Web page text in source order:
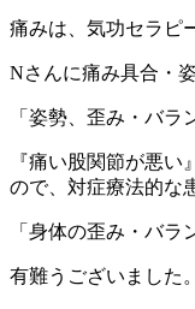
痛みは、気功セラピ
Nさんに痛み具合・
「姿勢、歪み・バ
『痛い股関節が悪
ので、対症療法的な
「身体の歪み・バ
有難うございました。